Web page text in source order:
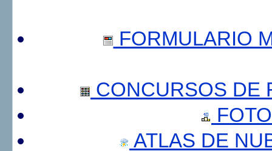
FORMULARIO
CONCURSOS DE
ATLAS DE